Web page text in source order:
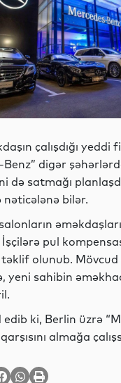
çalışdığı
Benz” digər
də satmağı
nəticələnə bilər.
pul
olunub.
yeni sahibin
edib ki, Berlin üzrə
almağa